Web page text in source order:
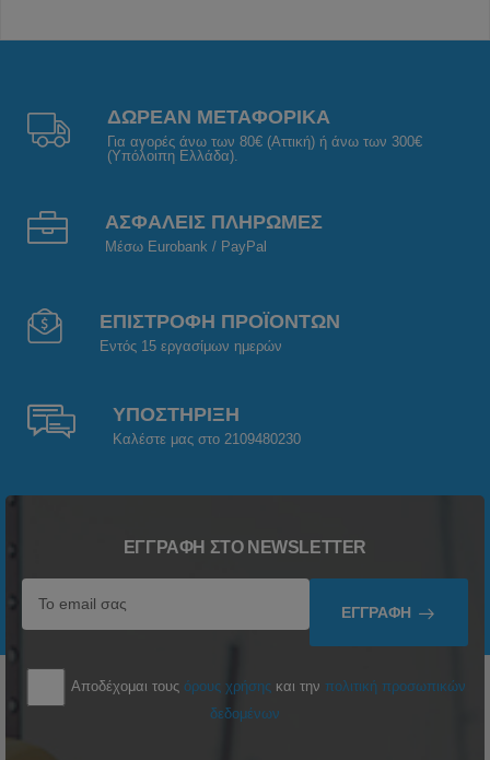
ΔΩΡΕΑΝ ΜΕΤΑΦΟΡΙΚΑ
Για αγορές άνω των 80€ (Αττική) ή άνω των 300€
(Υπόλοιπη Ελλάδα).
ΑΣΦΑΛΕΙΣ ΠΛΗΡΩΜΕΣ
Μέσω Eurobank / PayPal
ΕΠΙΣΤΡΟΦΗ ΠΡΟΪΟΝΤΩΝ
Εντός 15 εργασίμων ημερών
ΥΠΟΣΤΗΡΙΞΗ
Καλέστε μας στο 2109480230
ΕΓΓΡΑΦΉ ΣΤΟ NEWSLETTER
ΕΓΓΡΑΦΉ
Αποδέχομαι τους όρους χρήσης και την πολιτική προσωπικών
δεδομένων